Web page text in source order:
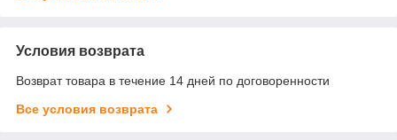
Условия возврата
Возврат товара в течение 14 дней по договоренности
Все условия возврата